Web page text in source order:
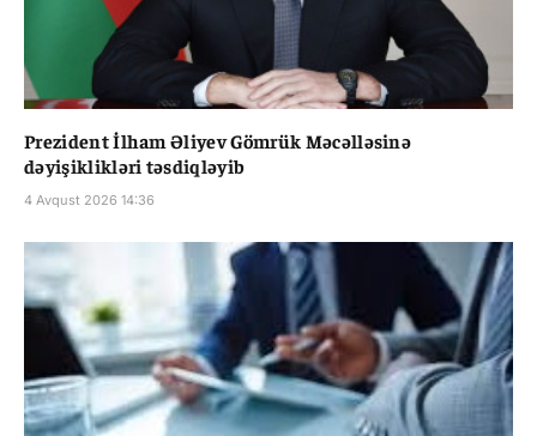
Prezident İlham Əliyev Gömrük Məcəlləsinə
dəyişiklikləri təsdiqləyib
4 Avqust 2026 14:36